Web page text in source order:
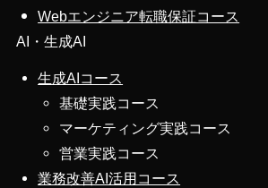
Webエンジニア転職保証コース
AI・生成AI
生成AIコース
基礎実践コース
マーケティング実践コース
営業実践コース
業務改善AI活用コース